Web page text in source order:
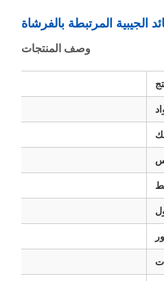
الجيبية المرتبطة بالفرشاة
وصف المنتجات